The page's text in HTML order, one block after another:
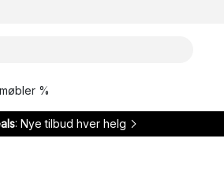
%
: Nye tilbud hver helg